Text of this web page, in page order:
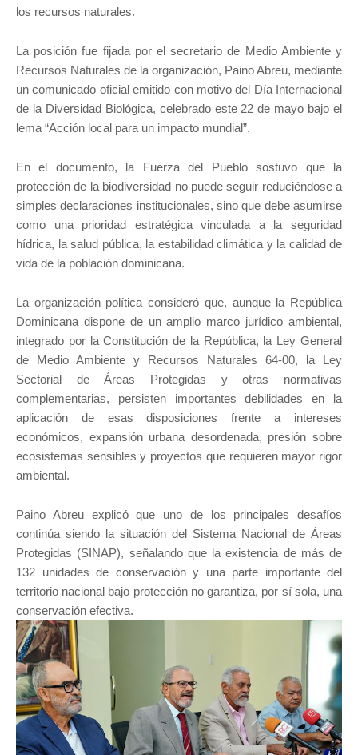
los recursos naturales.
La posición fue fijada por el secretario de Medio Ambiente y
Recursos Naturales de la organización, Paino Abreu, mediante
un comunicado oficial emitido con motivo del Día Internacional
de la Diversidad Biológica, celebrado este 22 de mayo bajo el
lema “Acción local para un impacto mundial”.
En el documento, la Fuerza del Pueblo sostuvo que la
protección de la biodiversidad no puede seguir reduciéndose a
simples declaraciones institucionales, sino que debe asumirse
como una prioridad estratégica vinculada a la seguridad
hídrica, la salud pública, la estabilidad climática y la calidad de
vida de la población dominicana.
La organización política consideró que, aunque la República
Dominicana dispone de un amplio marco jurídico ambiental,
integrado por la Constitución de la República, la Ley General
de Medio Ambiente y Recursos Naturales 64-00, la Ley
Sectorial de Áreas Protegidas y otras normativas
complementarias, persisten importantes debilidades en la
aplicación de esas disposiciones frente a intereses
económicos, expansión urbana desordenada, presión sobre
ecosistemas sensibles y proyectos que requieren mayor rigor
ambiental.
Paino Abreu explicó que uno de los principales desafíos
continúa siendo la situación del Sistema Nacional de Áreas
Protegidas (SINAP), señalando que la existencia de más de
132 unidades de conservación y una parte importante del
territorio nacional bajo protección no garantiza, por sí sola, una
conservación efectiva.